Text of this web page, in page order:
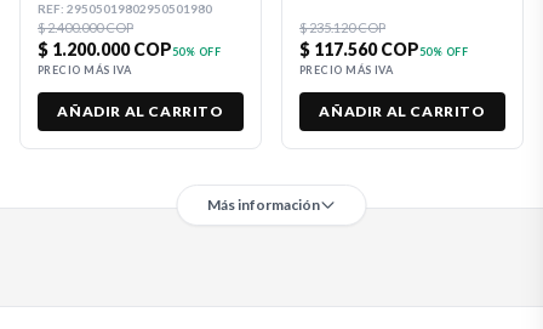
REF: 29505019802950501980
$ 2.400.000 COP
$ 1.200.000 COP50% OFF
PRECIO MÁS IVA
AÑADIR AL CARRITO
$ 235.120 COP
$ 117.560 COP50% OFF
PRECIO MÁS IVA
AÑADIR AL CARRITO
Más información